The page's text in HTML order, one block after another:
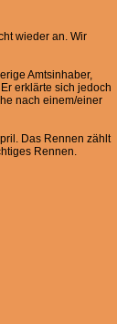
wieder an. Wir
Amtsinhaber,
erklärte sich jedoch
nach einem/einer
Das Rennen zählt
Rennen.